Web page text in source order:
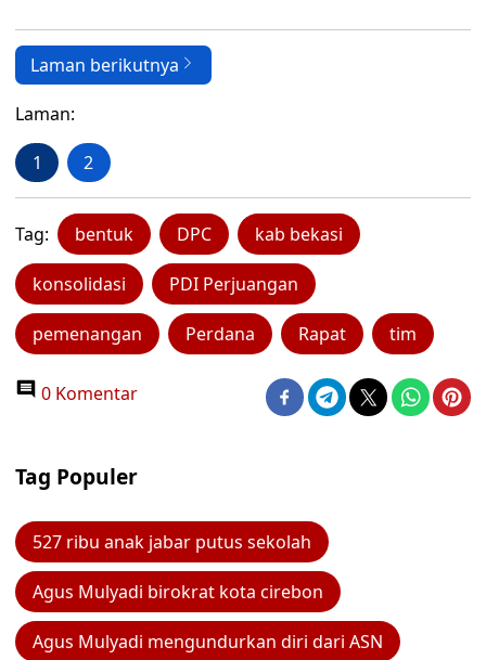
Laman berikutnya
Laman:
1 2
Tag: bentuk DPC kab bekasi
konsolidasi PDI Perjuangan
pemenangan Perdana Rapat tim
0 Komentar
Tag Populer
527 ribu anak jabar putus sekolah
Agus Mulyadi birokrat kota cirebon
Agus Mulyadi mengundurkan diri dari ASN